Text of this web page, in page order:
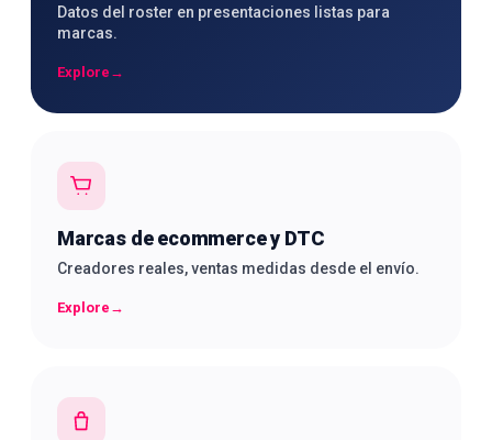
Datos del roster en presentaciones listas para
marcas.
Explore →
Marcas de ecommerce y DTC
Creadores reales, ventas medidas desde el envío.
Explore →